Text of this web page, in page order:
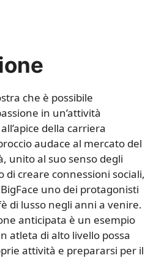
che è possibile
in un’attività
della carriera
audace al mercato del
unito al suo senso degli
di creare connessioni sociali,
uno dei protagonisti
di lusso negli anni a venire.
anticipata è un esempio
atleta di alto livello possa
attività e prepararsi per il